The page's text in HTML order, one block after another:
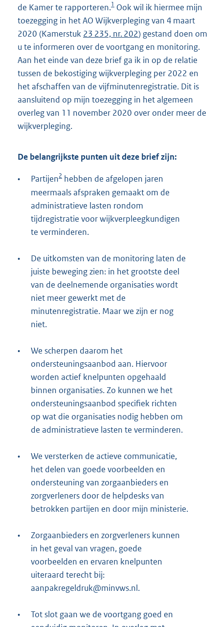
de Kamer te rapporteren.1 Ook wil ik hiermee mijn
toezegging in het AO Wijkverpleging van 4 maart
2020 (Kamerstuk 23 235, nr. 202) gestand doen om
u te informeren over de voortgang en monitoring.
Aan het einde van deze brief ga ik in op de relatie
tussen de bekostiging wijkverpleging per 2022 en
het afschaffen van de vijfminutenregistratie. Dit is
aansluitend op mijn toezegging in het algemeen
overleg van 11 november 2020 over onder meer de
wijkverpleging.
De belangrijkste punten uit deze brief zijn:
• Partijen2 hebben de afgelopen jaren
meermaals afspraken gemaakt om de
administratieve lasten rondom
tijdregistratie voor wijkverpleegkundigen
te verminderen.
•
De uitkomsten van de monitoring laten de
juiste beweging zien: in het grootste deel
van de deelnemende organisaties wordt
niet meer gewerkt met de
minutenregistratie. Maar we zijn er nog
niet.
•
We scherpen daarom het
ondersteuningsaanbod aan. Hiervoor
worden actief knelpunten opgehaald
binnen organisaties. Zo kunnen we het
ondersteuningsaanbod specifiek richten
op wat die organisaties nodig hebben om
de administratieve lasten te verminderen.
•
We versterken de actieve communicatie,
het delen van goede voorbeelden en
ondersteuning van zorgaanbieders en
zorgverleners door de helpdesks van
betrokken partijen en door mijn ministerie.
•
Zorgaanbieders en zorgverleners kunnen
in het geval van vragen, goede
voorbeelden en ervaren knelpunten
uiteraard terecht bij:
aanpakregeldruk@minvws.nl.
•
Tot slot gaan we de voortgang goed en